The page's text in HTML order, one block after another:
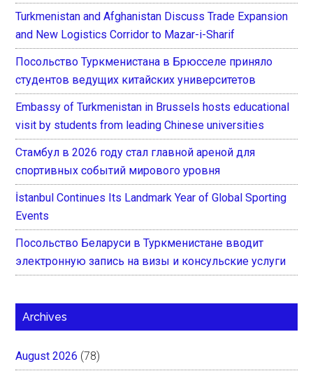
Turkmenistan and Afghanistan Discuss Trade Expansion
and New Logistics Corridor to Mazar-i-Sharif
Посольство Туркменистана в Брюсселе приняло
студентов ведущих китайских университетов
Embassy of Turkmenistan in Brussels hosts educational
visit by students from leading Chinese universities
Стамбул в 2026 году стал главной ареной для
спортивных событий мирового уровня
İstanbul Continues Its Landmark Year of Global Sporting
Events
Посольство Беларуси в Туркменистане вводит
электронную запись на визы и консульские услуги
Archives
August 2026 (78)